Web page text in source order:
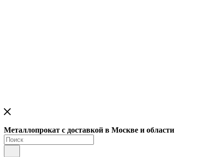
Металлопрокат с доставкой в Москве и области